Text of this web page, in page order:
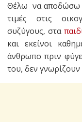
Θέλω να αποδώσω
τιμές στις
συζύγους, στα
και εκείνοι
άνθρωπο πριν
του, δεν γνωρίζουν